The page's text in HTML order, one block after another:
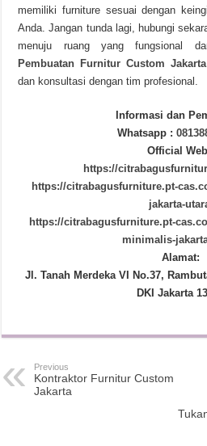
memiliki furniture sesuai dengan
Anda. Jangan tunda lagi, hubungi
menuju ruang yang fungsional
Pembuatan Furnitur Custom Jakarta
dan konsultasi dengan tim profesional.
Informasi dan
Whatsapp :
Official
https://
https://citrabagusfurniture.pt-
jakarta-
https://citrabagusfurniture.pt-
minimalis-
Alamat:
Jl. Tanah Merdeka VI No.37,
DKI Jakarta
Previous
Kontraktor Furnitur Custom
Jakarta